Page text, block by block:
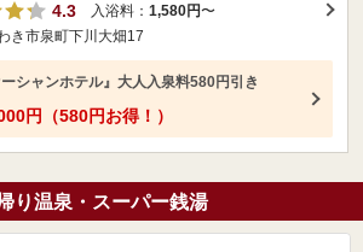
4.3
入浴料： 1,580円〜
き市泉町下川大畑17
ーシャンホテル』大人入泉料580円引き
円（580円お得！）
り温泉・スーパー銭湯